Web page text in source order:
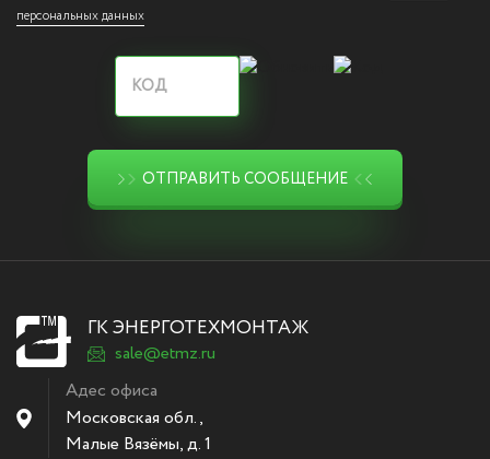
персональных данных
ОТПРАВИТЬ СООБЩЕНИЕ
ГК ЭНЕРГОТЕХМОНТАЖ
sale@etmz.ru
Адес офиса
Московская обл.,
Малые Вязёмы,д. 1